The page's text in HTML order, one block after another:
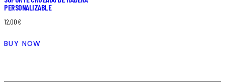
PERSONALIZABLE
12,00€
BUY NOW